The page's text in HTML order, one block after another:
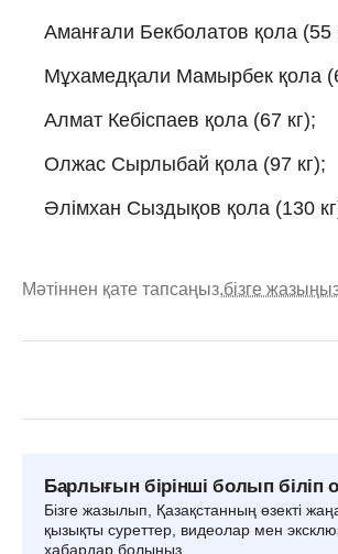
Аманғали Бекболатов қола (55
Мұхамедқали Мамырбек қола
Алмат Кебіспаев қола (67 кг);
Олжас Сырлыбай қола (97 кг);
Әлімхан Сыздықов қола (130
Мәтіннен қате тапсаңыз,бізге
Барлығын бірінші болып
Бізге жазылып, Қазақстанның өзекті
қызықты суреттер, видеолар мен
хабардар болыңыз.